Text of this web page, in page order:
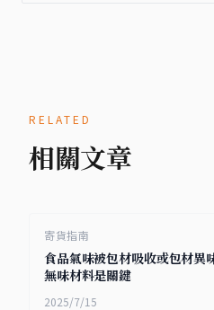
RELATED
相關文章
寄貨指南
食品氣味被包材吸收或包材異
無味材料是關鍵
2025/7/15